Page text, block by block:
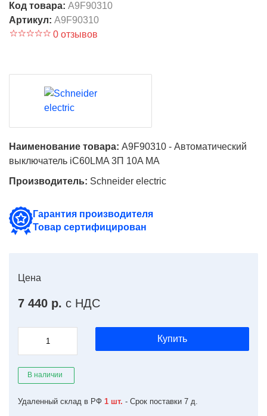
Код товара: A9F90310
Артикул: A9F90310
0 отзывов
Наименование товара: A9F90310 - Автоматический
выключатель iC60LMA 3П 10A MA
Производитель: Schneider electric
Гарантия производителя
Товар сертифицирован
Цена
7 440 р. с НДС
Купить
В наличии
Удаленный склад в РФ 1 шт. - Срок поставки 7 д.